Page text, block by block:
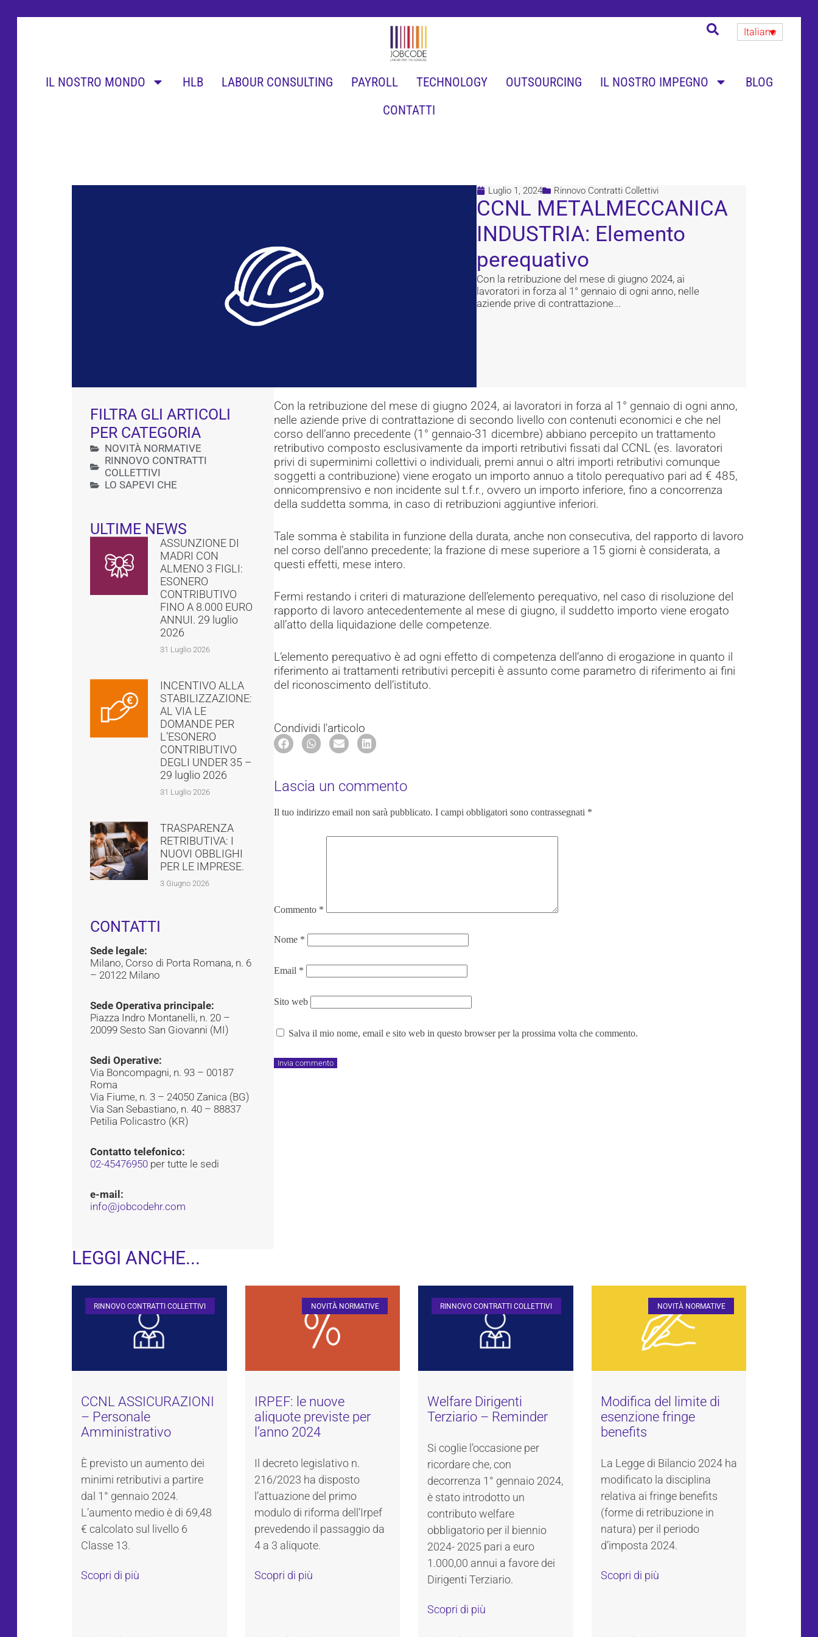
Italiano
IL NOSTRO MONDO HLB LABOUR CONSULTING PAYROLL TECHNOLOGY OUTSOURCING IL NOSTRO IMPEGNO
BLOG
CONTATTI
Luglio 1, 2024 Rinnovo Contratti Collettivi
CCNL METALMECCANICA
INDUSTRIA: Elemento
perequativo
Con la retribuzione del mese di giugno 2024, ai
lavoratori in forza al 1° gennaio di ogni anno, nelle
aziende prive di contrattazione...
FILTRA GLI ARTICOLI
PER CATEGORIA
NOVITÀ NORMATIVE
RINNOVO CONTRATTI
COLLETTIVI
LO SAPEVI CHE
ULTIME NEWS
ASSUNZIONE DI
MADRI CON
ALMENO 3 FIGLI:
ESONERO
CONTRIBUTIVO
FINO A 8.000 EURO
ANNUI. 29 luglio
2026
31 Luglio 2026
INCENTIVO ALLA
STABILIZZAZIONE:
AL VIA LE
DOMANDE PER
L’ESONERO
CONTRIBUTIVO
DEGLI UNDER 35 –
29 luglio 2026
31 Luglio 2026
TRASPARENZA
RETRIBUTIVA: I
NUOVI OBBLIGHI
PER LE IMPRESE.
3 Giugno 2026
CONTATTI
Sede legale:
Milano, Corso di Porta Romana, n. 6
– 20122 Milano
Sede Operativa principale:
Piazza Indro Montanelli, n. 20 –
20099 Sesto San Giovanni (MI)
Sedi Operative:
Via Boncompagni, n. 93 – 00187
Roma
Via Fiume, n. 3 – 24050 Zanica (BG)
Via San Sebastiano, n. 40 – 88837
Petilia Policastro (KR)
Contatto telefonico:
02-45476950 per tutte le sedi
e-mail:
info@jobcodehr.com
Con la retribuzione del mese di giugno 2024, ai lavoratori in forza al 1° gennaio di ogni anno,
nelle aziende prive di contrattazione di secondo livello con contenuti economici e che nel
corso dell’anno precedente (1° gennaio-31 dicembre) abbiano percepito un trattamento
retributivo composto esclusivamente da importi retributivi fissati dal CCNL (es. lavoratori
privi di superminimi collettivi o individuali, premi annui o altri importi retributivi comunque
soggetti a contribuzione) viene erogato un importo annuo a titolo perequativo pari ad € 485,
onnicomprensivo e non incidente sul t.f.r., ovvero un importo inferiore, fino a concorrenza
della suddetta somma, in caso di retribuzioni aggiuntive inferiori.
Tale somma è stabilita in funzione della durata, anche non consecutiva, del rapporto di lavoro
nel corso dell’anno precedente; la frazione di mese superiore a 15 giorni è considerata, a
questi effetti, mese intero.
Fermi restando i criteri di maturazione dell’elemento perequativo, nel caso di risoluzione del
rapporto di lavoro antecedentemente al mese di giugno, il suddetto importo viene erogato
all’atto della liquidazione delle competenze.
L’elemento perequativo è ad ogni effetto di competenza dell’anno di erogazione in quanto il
riferimento ai trattamenti retributivi percepiti è assunto come parametro di riferimento ai fini
del riconoscimento dell’istituto.
Condividi l'articolo
Lascia un commento
Il tuo indirizzo email non sarà pubblicato. I campi obbligatori sono contrassegnati *
Commento *
Nome *
Email *
Sito web
Salva il mio nome, email e sito web in questo browser per la prossima volta che commento.
LEGGI ANCHE...
RINNOVO CONTRATTI COLLETTIVI
CCNL ASSICURAZIONI
– Personale
Amministrativo
È previsto un aumento dei
minimi retributivi a partire
dal 1° gennaio 2024.
L’aumento medio è di 69,48
€ calcolato sul livello 6
Classe 13.
Scopri di più
NOVITÀ NORMATIVE
IRPEF: le nuove
aliquote previste per
l’anno 2024
Il decreto legislativo n.
216/2023 ha disposto
l’attuazione del primo
modulo di riforma dell’Irpef
prevedendo il passaggio da
4 a 3 aliquote.
Scopri di più
RINNOVO CONTRATTI COLLETTIVI
Welfare Dirigenti
Terziario – Reminder
Si coglie l’occasione per
ricordare che, con
decorrenza 1° gennaio 2024,
è stato introdotto un
contributo welfare
obbligatorio per il biennio
2024- 2025 pari a euro
1.000,00 annui a favore dei
Dirigenti Terziario.
Scopri di più
NOVITÀ NORMATIVE
Modifica del limite di
esenzione fringe
benefits
La Legge di Bilancio 2024 ha
modificato la disciplina
relativa ai fringe benefits
(forme di retribuzione in
natura) per il periodo
d’imposta 2024.
Scopri di più